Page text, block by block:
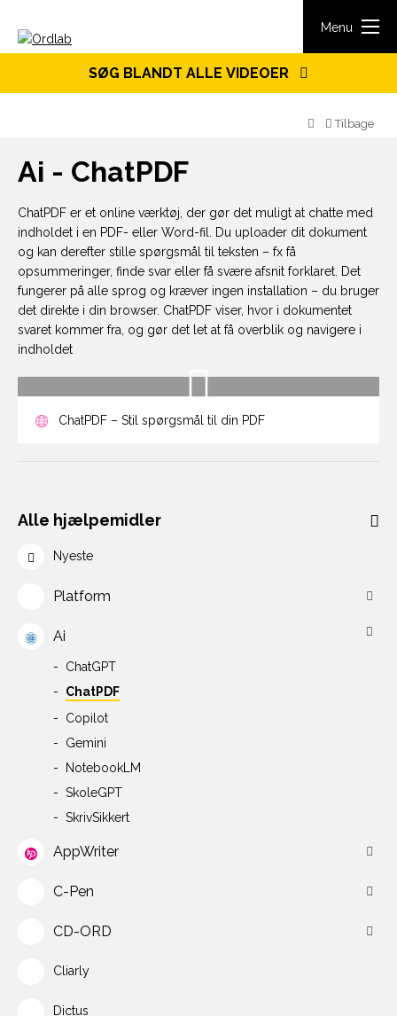
Menu
SØG BLANDT ALLE VIDEOER
Tilbage
Ai - ChatPDF
ChatPDF er et online værktøj, der gør det muligt at chatte med
indholdet i en PDF- eller Word-fil. Du uploader dit dokument
og kan derefter stille spørgsmål til teksten – fx få
opsummeringer, finde svar eller få svære afsnit forklaret. Det
fungerer på alle sprog og kræver ingen installation – du bruger
det direkte i din browser. ChatPDF viser, hvor i dokumentet
svaret kommer fra, og gør det let at få overblik og navigere i
indholdet
ChatPDF – Stil spørgsmål til din PDF
Alle hjælpemidler
Nyeste
Platform
Ai
ChatGPT
ChatPDF
Copilot
Gemini
NotebookLM
SkoleGPT
SkrivSikkert
AppWriter
C-Pen
CD-ORD
Cliarly
Dictus